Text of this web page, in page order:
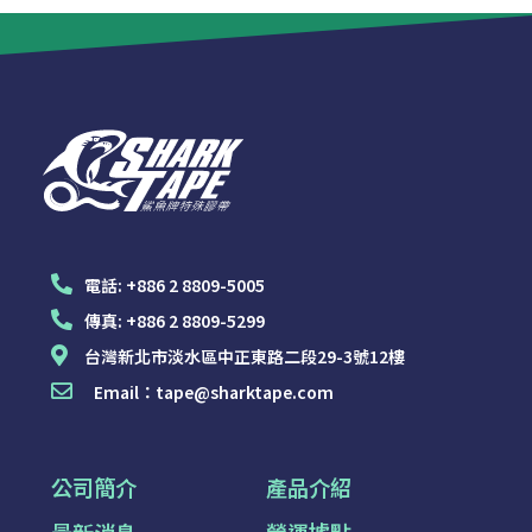
電話: +886 2 8809-5005
傳真: +886 2 8809-5299
台灣新北市淡水區中正東路二段29-3號12樓
Email： tape@sharktape.com
公司簡介
產品介紹